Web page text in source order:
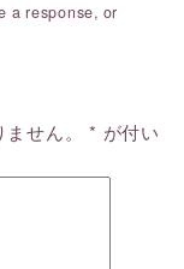
a response, or
せん。 * が付い